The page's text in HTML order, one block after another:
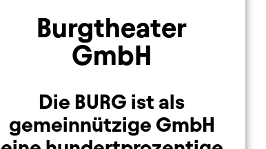
Burgtheater
GmbH
Die BURG ist als
gemeinnützige GmbH